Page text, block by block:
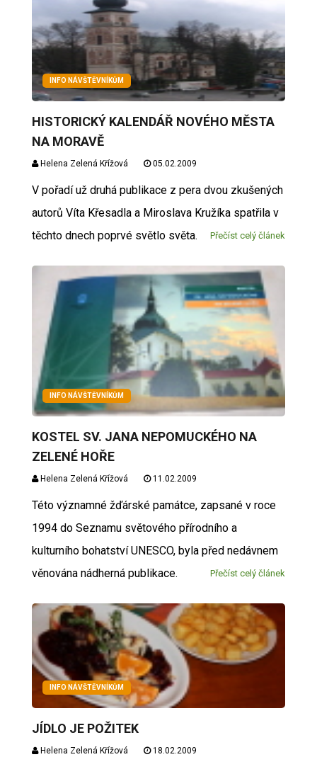
INFO NÁVŠTĚVNÍKŮM
HISTORICKÝ KALENDÁŘ NOVÉHO MĚSTA
NA MORAVĚ
Helena Zelená Křížová 05.02.2009
V pořadí už druhá publikace z pera dvou zkušených
autorů Víta Křesadla a Miroslava Kružíka spatřila v
těchto dnech poprvé světlo světa.
Přečíst celý článek
INFO NÁVŠTĚVNÍKŮM
KOSTEL SV. JANA NEPOMUCKÉHO NA
ZELENÉ HOŘE
Helena Zelená Křížová 11.02.2009
Této významné žďárské památce, zapsané v roce
1994 do Seznamu světového přírodního a
kulturního bohatství UNESCO, byla před nedávnem
věnována nádherná publikace.
Přečíst celý článek
INFO NÁVŠTĚVNÍKŮM
JÍDLO JE POŽITEK
Helena Zelená Křížová 18.02.2009